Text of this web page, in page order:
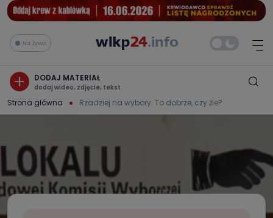
Na żywo
DODAJ MATERIAŁ
dodaj wideo, zdjęcie, tekst
Strona główna Rzadziej na wybory. To dobrze, czy źle?